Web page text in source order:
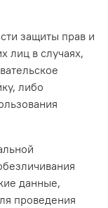
защиты прав и
лиц в случаях,
либо
данные,
проведения